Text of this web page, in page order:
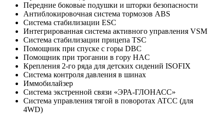
Передние боковые подушки и шторки безопасности
Антиблокировочная система тормозов ABS
Система стабилизации ESC
Интегрированная система активного управления VSM
Система стабилизации прицепа TSC
Помощник при спуске с горы DBC
Помощник при трогании в гору HAC
Крепления 2-го ряда для детских сидений ISOFIX
Система контроля давления в шинах
Иммобилайзер
Система экстренной связи «ЭРА-ГЛОНАСС»
Система управления тягой в поворотах ATCC (для
4WD)